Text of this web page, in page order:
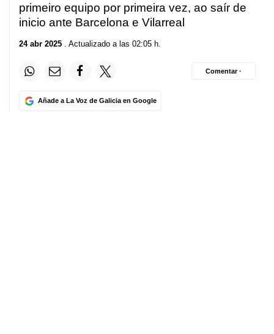
primeiro equipo por primeira vez, ao saír de
inicio ante Barcelona e Vilarreal
24 abr 2025 . Actualizado a las 02:05 h.
Añade a La Voz de Galicia en Google
Comentar ·